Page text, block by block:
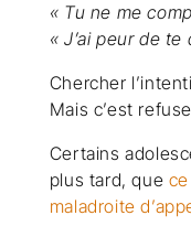
« Tu ne me
« J’ai peur de te
Chercher
Mais c’est
Certains
plus tard, que
maladroite